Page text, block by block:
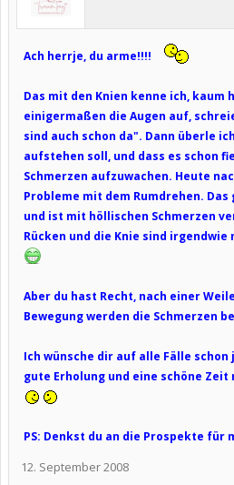
Ach herrje, du arme!!!!
Das mit den Knien kenne ich, kaum
einigermaßen die Augen auf,
sind auch schon da". Dann überle
aufstehen soll, und dass es schon
Schmerzen aufzuwachen. Heute
Probleme mit dem Rumdrehen.
und ist mit höllischen Schmerzen
Rücken und die Knie sind
Aber du hast Recht, nach einer
Bewegung werden die Schmerzen
Ich wünsche dir auf alle Fälle
gute Erholung und eine schöne
PS: Denkst du an die Prospekte für
12. September 2008